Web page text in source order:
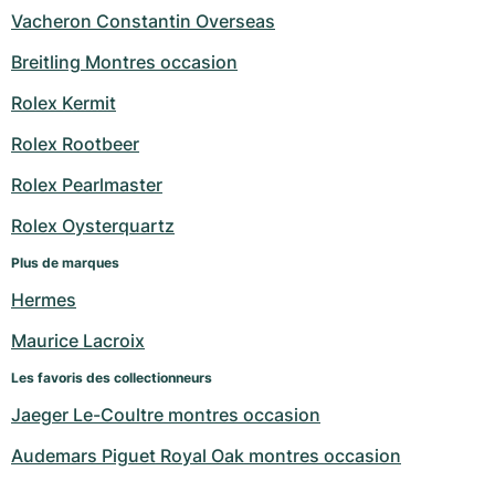
Vacheron Constantin Overseas
Breitling Montres occasion
Rolex Kermit
Rolex Rootbeer
Rolex Pearlmaster
Rolex Oysterquartz
Plus de marques
Hermes
Maurice Lacroix
Les favoris des collectionneurs
Jaeger Le-Coultre montres occasion
Audemars Piguet Royal Oak montres occasion